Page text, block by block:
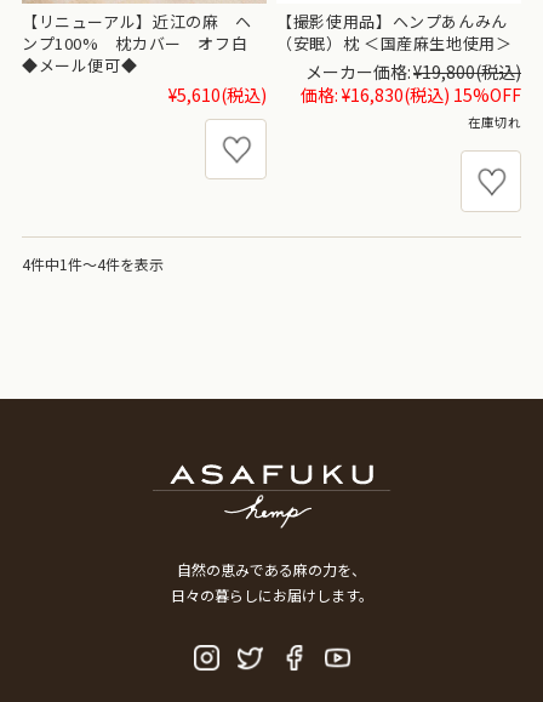
【リニューアル】近江の麻 ヘ
ンプ100% 枕カバー オフ白
◆メール便可◆
¥5,610(税込)
【撮影使用品】ヘンプあんみん
（安眠）枕 ＜国産麻生地使用＞
メーカー価格:¥19,800(税込)
価格: ¥16,830(税込) 15%OFF
在庫切れ
4件中1件～4件を表示
自然の恵みである麻の力を、
日々の暮らしにお届けします。